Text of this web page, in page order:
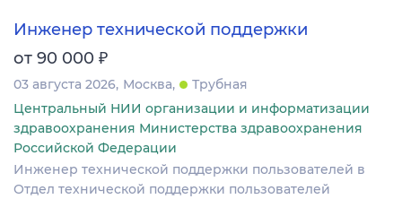
Инженер технической поддержки
от 90 000 ₽
03 августа 2026 Москва
Трубная
Центральный НИИ организации и информатизации
здравоохранения Министерства здравоохранения
Российской Федерации
Инженер технической поддержки пользователей в
Отдел технической поддержки пользователей